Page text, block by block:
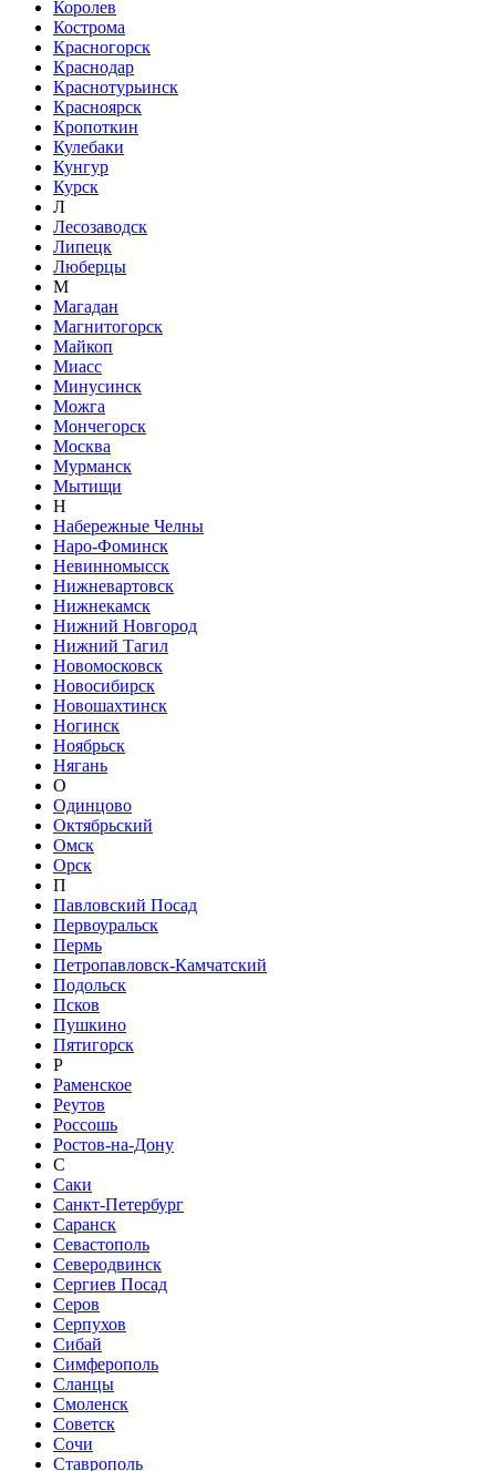
Королев
Кострома
Красногорск
Краснодар
Краснотурьинск
Красноярск
Кропоткин
Кулебаки
Кунгур
Курск
Л
Лесозаводск
Липецк
Люберцы
М
Магадан
Магнитогорск
Майкоп
Миасс
Минусинск
Можга
Мончегорск
Москва
Мурманск
Мытищи
Н
Набережные Челны
Наро-Фоминск
Невинномысск
Нижневартовск
Нижнекамск
Нижний Новгород
Нижний Тагил
Новомосковск
Новосибирск
Новошахтинск
Ногинск
Ноябрьск
Нягань
О
Одинцово
Октябрьский
Омск
Орск
П
Павловский Посад
Первоуральск
Пермь
Петропавловск-Камчатский
Подольск
Псков
Пушкино
Пятигорск
Р
Раменское
Реутов
Россошь
Ростов-на-Дону
С
Саки
Санкт-Петербург
Саранск
Севастополь
Северодвинск
Сергиев Посад
Серов
Серпухов
Сибай
Симферополь
Сланцы
Смоленск
Советск
Сочи
Ставрополь